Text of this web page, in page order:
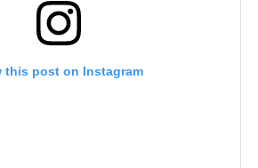
this post on Instagram